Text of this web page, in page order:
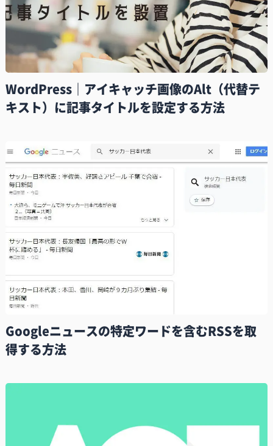
WordPress｜アイキャッチ画像のAlt（代替テ
キスト）に記事タイトルを設定する方法
Googleニュースの特定ワードを含むRSSを取
得する方法